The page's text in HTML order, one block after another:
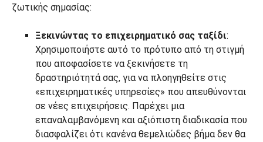
ζωτικής σημασίας:
Ξεκινώντας το επιχειρηματικό σας ταξίδι:
Χρησιμοποιήστε αυτό το πρότυπο από τη στιγμή
που αποφασίσετε να ξεκινήσετε τη
δραστηριότητά σας, για να πλοηγηθείτε στις
«επιχειρηματικές υπηρεσίες» που απευθύνονται
σε νέες επιχειρήσεις. Παρέχει μια
επαναλαμβανόμενη και αξιόπιστη διαδικασία που
διασφαλίζει ότι κανένα θεμελιώδες βήμα δεν θα